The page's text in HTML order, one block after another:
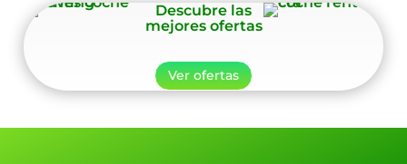
Descubre las
mejores ofertas
Ver ofertas